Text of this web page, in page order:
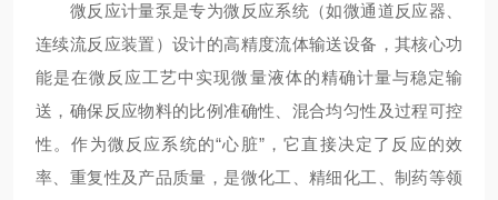
微反应计量泵是专为微反应系统（如微通道反应器、
连续流反应装置）设计的高精度流体输送设备，其核心功
能是在微反应工艺中实现微量液体的精确计量与稳定输
送，确保反应物料的比例准确性、混合均匀性及过程可控
性。作为微反应系统的“心脏”，它直接决定了反应的效
率、重复性及产品质量，是微化工、精细化工、制药等领